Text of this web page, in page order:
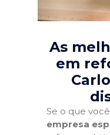
As
em
Se o que
empresa